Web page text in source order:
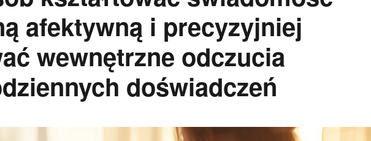
afektywną i precyzyjniej
wewnętrzne odczucia
doświadczeń